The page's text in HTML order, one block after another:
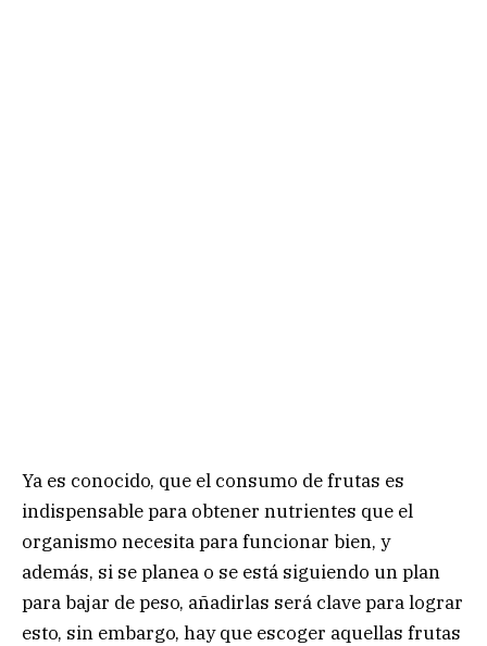
Ya es conocido, que el consumo de frutas es
indispensable para obtener nutrientes que el
organismo necesita para funcionar bien, y
además, si se planea o se está siguiendo un plan
para bajar de peso, añadirlas será clave para lograr
esto, sin embargo, hay que escoger aquellas frutas